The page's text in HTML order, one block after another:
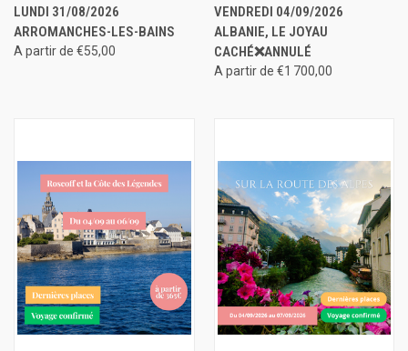
LUNDI 31/08/2026
ARROMANCHES-LES-BAINS
A partir de €55,00
VENDREDI 04/09/2026
ALBANIE, LE JOYAU
CACHÉ❌ANNULÉ
A partir de €1 700,00